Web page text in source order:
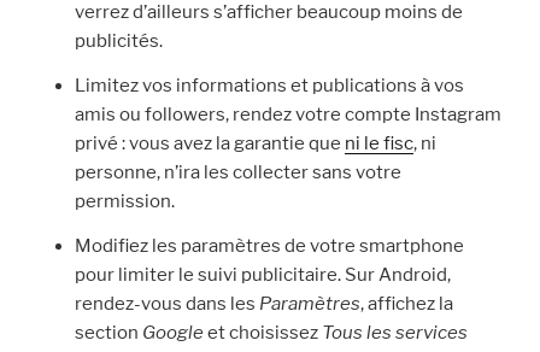
verrez d’ailleurs s’afficher beaucoup moins de
publicités.
Limitez vos informations et publications à vos
amis ou followers, rendez votre compte Instagram
privé : vous avez la garantie que ni le fisc, ni
personne, n’ira les collecter sans votre
permission.
Modifiez les paramètres de votre smartphone
pour limiter le suivi publicitaire. Sur Android,
rendez-vous dans les Paramètres, affichez la
section Google et choisissez Tous les services